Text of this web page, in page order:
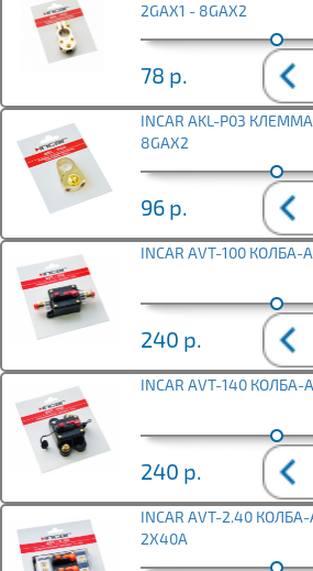
2GAX1 - 8GAX2
78 р.
INCAR AKL-P03
8GAX2
96 р.
INCAR AVT-100 КОЛБА-
240 р.
INCAR AVT-140
240 р.
INCAR AVT-2.40
2Х40A